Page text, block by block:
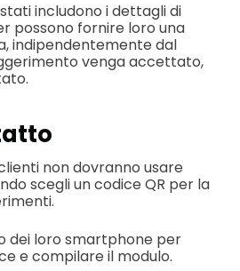
includono i dettagli di
possono fornire loro una
indipendentemente dal
venga accettato,
non dovranno usare
scegli un codice QR per la
dei loro smartphone per
e compilare il modulo.